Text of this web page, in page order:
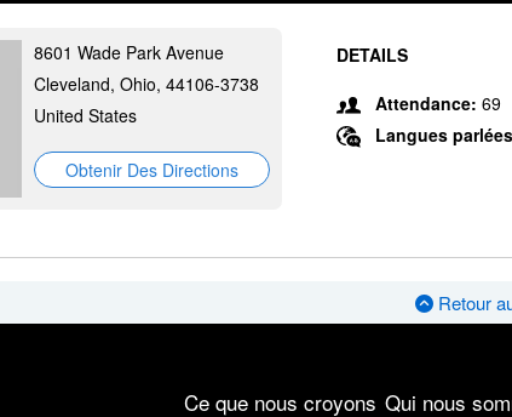
8601 Wade Park Avenue
Cleveland, Ohio, 44106-3738
United States
Obtenir Des Directions
DETAILS
Attendance: 69
Langues
Retour
Ce que nous croyons Qui nous